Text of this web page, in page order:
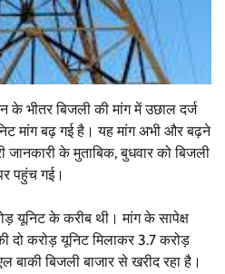
के भीतर बिजली की मांग में उछाल दर्ज
मांग बढ़ गई है। यह मांग अभी और बढ़ने
के मुताबिक, बुधवार को बिजली
पहुंच गई।
यूनिट के करीब थी। मांग के सापेक्ष
दो करोड़ यूनिट मिलाकर 3.7 करोड़
बाकी बिजली बाजार से खरीद रहा है।